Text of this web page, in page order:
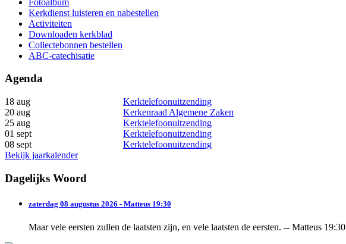
Kerkdienst luisteren en nabestellen
Activiteiten
Downloaden kerkblad
Collectebonnen bestellen
ABC-catechisatie
Agenda
18 aug
Kerktelefoonuitzending
20 aug
Kerkenraad Algemene Zaken
25 aug
Kerktelefoonuitzending
01 sept
Kerktelefoonuitzending
08 sept
Kerktelefoonuitzending
Bekijk jaarkalender
Dagelijks Woord
zaterdag 08 augustus 2026 - Matteus 19:30
Maar vele eersten zullen de laatsten zijn, en vele laatsten de eersten. -- Matteus 19:30